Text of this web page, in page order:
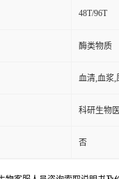
48T/96T
酶类物质
血清,血浆,
科研生物
否